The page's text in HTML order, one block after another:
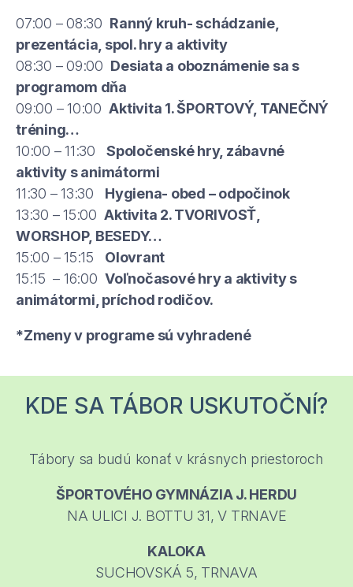
07:00 – 08:30 Ranný kruh- schádzanie,
prezentácia, spol. hry a aktivity
08:30 – 09:00 Desiata a oboznámenie sa s
programom dňa
09:00 – 10:00Aktivita 1. ŠPORTOVÝ, TANEČNÝ
tréning…
10:00 – 11:30 Spoločenské hry, zábavné
aktivity s animátormi
11:30 – 13:30 Hygiena- obed – odpočinok
13:30 – 15:00Aktivita 2. TVORIVOSŤ,
WORSHOP, BESEDY…
15:00 – 15:15 Olovrant
15:15 – 16:00 Voľnočasové hry a aktivity s
animátormi, príchod rodičov.
*Zmeny v programe sú vyhradené
KDE SA TÁBOR USKUTOČNÍ?
Tábory sa budú konať v krásnych priestoroch
ŠPORTOVÉHO GYMNÁZIA J. HERDU
NA ULICI J. BOTTU 31, V TRNAVE
KALOKA
SUCHOVSKÁ 5, TRNAVA